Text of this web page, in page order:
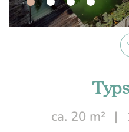
Typ
ca. 20 m²